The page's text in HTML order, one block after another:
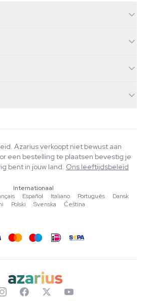
Azarius verkoopt niet bewust aan
een bestelling te plaatsen bevestig je
bent in jouw land. Ons leeftijdsbeleid
Internationaal
·Español ·Italiano ·Português ·Dansk
·
·Polski ·Svenska ·Čeština